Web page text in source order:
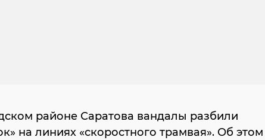
районе Саратова вандалы разбили
на линиях «скоростного трамвая». Об этом